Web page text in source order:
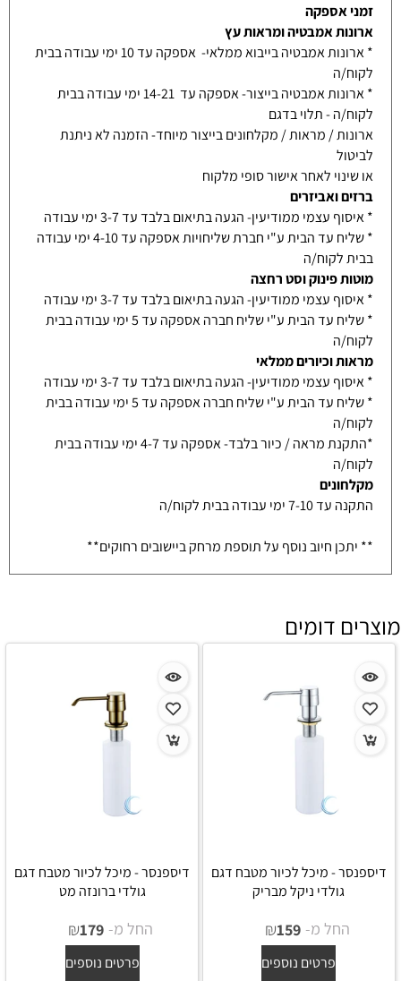
זמני אספקה
ארונות אמבטיה ומראות עץ
* ארונות אמבטיה בייבוא ממלאי- אספקה עד 10 ימי עבודה בבית
לקוח/ה
* ארונות אמבטיה בייצור- אספקה עד 14-21 ימי עבודה בבית
לקוח/ה - תלוי בדגם
ארונות / מראות / מקלחונים בייצור מיוחד- הזמנה לא ניתנת
לביטול
או שינוי לאחר אישור סופי מלקוח
ברזים ואביזרים
* איסוף עצמי ממודיעין- הגעה בתיאום בלבד עד 3-7 ימי עבודה
* שליח עד הבית ע"י חברת שליחויות אספקה עד 4-10 ימי עבודה
בבית לקוח/ה
מוטות פינוק וסט רחצה
* איסוף עצמי ממודיעין- הגעה בתיאום בלבד עד 3-7 ימי עבודה
* שליח עד הבית ע"י שליח חברה אספקה עד 5 ימי עבודה בבית
לקוח/ה
מראות וכיורים ממלאי
* איסוף עצמי ממודיעין- הגעה בתיאום בלבד עד 3-7 ימי עבודה
* שליח עד הבית ע"י שליח חברה אספקה עד 5 ימי עבודה בבית
לקוח/ה
*התקנת מראה / כיור בלבד- אספקה עד 4-7 ימי עבודה בבית
לקוח/ה
מקלחונים
התקנה עד 7-10 ימי עבודה בבית לקוח/ה
** יתכן חיוב נוסף על תוספת מרחק ביישובים רחוקים**
מוצרים דומים
דיספנסר - מיכל לכיור מטבח דגם
גולדי ניקל מבריק
החל מ- ₪159
פרטים נוספים
דיספנסר - מיכל לכיור מטבח דגם
גולדי ברונזה מט
החל מ- ₪179
פרטים נוספים